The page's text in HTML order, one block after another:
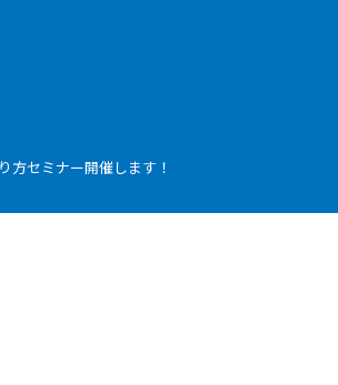
方セミナー開催します！